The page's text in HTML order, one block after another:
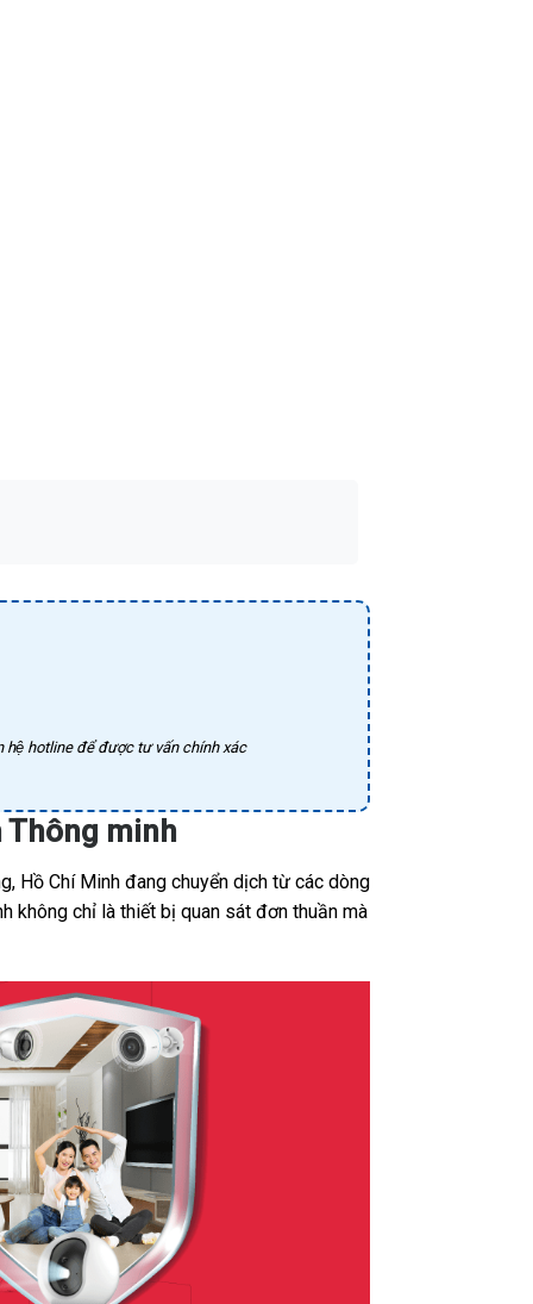
hệ hotline để được tư vấn chính xác
Thông minh
Hồ Chí Minh đang chuyển dịch từ các dòng
không chỉ là thiết bị quan sát đơn thuần mà